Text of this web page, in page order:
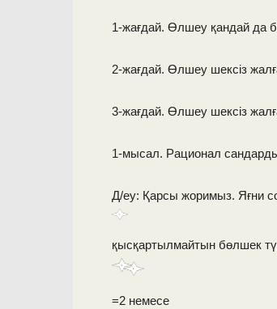
1-жағдай. Өлшеу қандай да
2-жағдай. Өлшеу шексіз
3-жағдай. Өлшеу шексіз
1-мысал. Рационал
Д/еу: Қарсы жоримыз. Яғни
қысқартылмайтын бөлшек
=2 немесе